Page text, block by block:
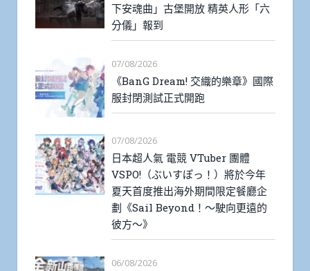
下安魂曲」古堡開放 精英人形「六
分儀」報到
07/08/2026
《BanG Dream! 交織的樂章》國際
服封閉測試正式開跑
07/08/2026
日本超人氣 電競 VTuber 團體
VSPO!（ぶいすぽっ！）將於今年
夏天首度推出海外期間限定餐廳企
劃《Sail Beyond！～駛向更遠的
彼方～》
06/08/2026